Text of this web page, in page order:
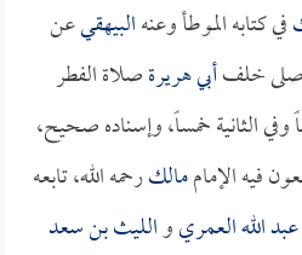
في كتابه الموطأ وعنهالبيهقيعن
صلى خلفأبي هريرةصلاة الفطر
الثانية خمساً، وإسناده صحيح،
فيه الإماممالكرحمه الله، تابعه
عبد الله العمريوالليث بن سعد